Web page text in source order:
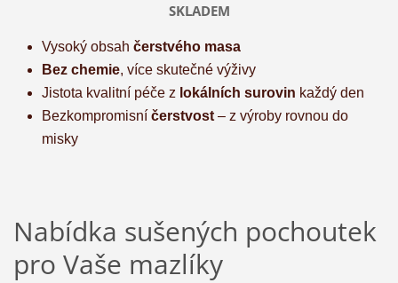
SKLADEM
Vysoký obsah čerstvého masa
Bez chemie, více skutečné výživy
Jistota kvalitní péče z lokálních surovin každý den
Bezkompromisní čerstvost– z výroby rovnou do
misky
Nabídka sušených pochoutek
pro Vaše mazlíky